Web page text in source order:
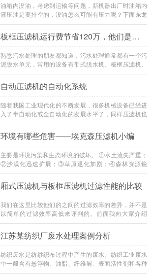
油箱内没油，考虑到运输等问题，新机器出厂时油箱内
液压油是要排空的，没油怎么可能有压力呢？下面东龙
化工机械小编为大家讲解下板框压滤机油泵工作正常油
压状态。
板框压滤机运行费节省120万，他们是如何做到的?
熟悉污水处理的朋友都知道，污水处理通常都有一个污
泥脱水单元，常用的设备有带式脱水机、板框压滤机、
离心机、叠螺机等。为了把污泥的含水率降低至
60~70%，使用板框压滤机时，一定要投加PAC和石灰
吗？
自动压滤机的自动化系统
随着我国工业现代化的不断发展，很多机械设备已经进
入了半自动化或全自动化的发展水平了，同样压滤机也
逐步的迈向自动、智能的发展道路，才能适应当今市
场，甚至未来的挑战。我们今天就来介绍一下自动板框
式压滤机的自动化系统，让我们更加的了解自动压滤机
环境有哪些危害——埃克森压滤机小编
主要是环境污染和生态环境的破坏。 ①水土流失严重；
②沙漠化迅速扩展；③草原退化加剧；④森林资源锐
减；⑤生物物种加速灭绝；⑥地下水位下降；⑦水体污
染加重；⑧大气污染严重；⑨固体废弃物存放量过大，
垃圾包围城市；⑩城市污染向农村蔓延
厢式压滤机与板框压滤机过滤性能的比较
我们在这里比较他们的之间的过滤效率的差异，并不是
以简单的过滤效率高低来评判的。前面我向大家介绍
过，影响压滤机过滤效率的原因是很多的，所以我们比
较板框式压滤机与厢式压滤机之间的过滤效率的差异就
不是那么简单的。
江苏某纺织厂废水处理案例分析
纺织废水是纺纱织布过程中产生的废水。纺织工业废水
中一般含有悬浮物、油脂、纤维屑、表面活性剂和各种
染料等，是较难处理的工业废水之一。今天，我们就来